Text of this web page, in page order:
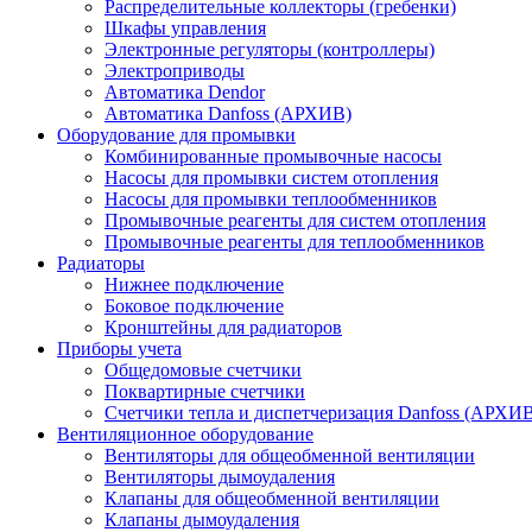
Распределительные коллекторы (гребенки)
Шкафы управления
Электронные регуляторы (контроллеры)
Электроприводы
Автоматика Dendor
Автоматика Danfoss (АРХИВ)
Оборудование для промывки
Комбинированные промывочные насосы
Насосы для промывки систем отопления
Насосы для промывки теплообменников
Промывочные реагенты для систем отопления
Промывочные реагенты для теплообменников
Радиаторы
Нижнее подключение
Боковое подключение
Кронштейны для радиаторов
Приборы учета
Общедомовые счетчики
Поквартирные счетчики
Счетчики тепла и диспетчеризация Danfoss
Вентиляционное оборудование
Вентиляторы для общеобменной вентиляции
Вентиляторы дымоудаления
Клапаны для общеобменной вентиляции
Клапаны дымоудаления